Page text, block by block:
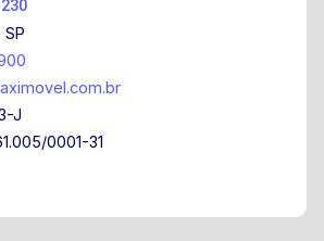
Piscinas adulto e infantil
todo o conforto e sofisticação
J
0001-31